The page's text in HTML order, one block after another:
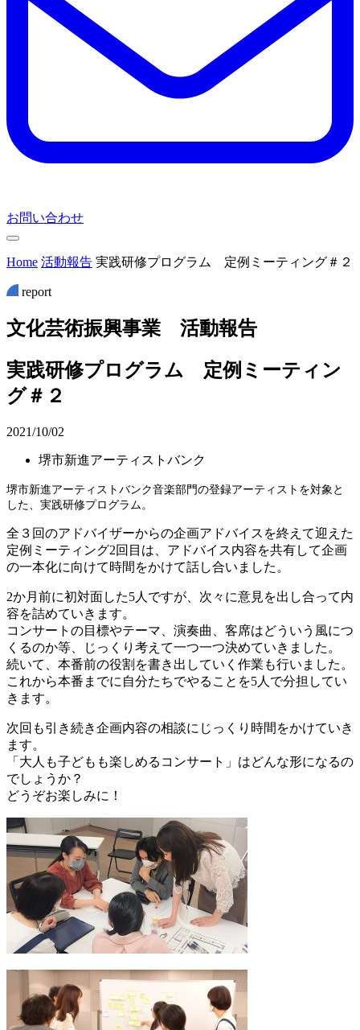
お問い合わせ
Home 活動報告 実践研修プログラム 定例ミーティング＃２
report
文化芸術振興事業 活動報告
実践研修プログラム 定例ミーティン
グ＃２
2021/10/02
堺市新進アーティストバンク
堺市新進アーティストバンク音楽部門の登録アーティストを対象と
した、実践研修プログラム。
全３回のアドバイザーからの企画アドバイスを終えて迎えた
定例ミーティング2回目は、アドバイス内容を共有して企画
の一本化に向けて時間をかけて話し合いました。
2か月前に初対面した5人ですが、次々に意見を出し合って内
容を詰めていきます。
コンサートの目標やテーマ、演奏曲、客席はどういう風につ
くるのか等、じっくり考えて一つ一つ決めていきました。
続いて、本番前の役割を書き出していく作業も行いました。
これから本番までに自分たちでやることを5人で分担してい
きます。
次回も引き続き企画内容の相談にじっくり時間をかけていき
ます。
「大人も子どもも楽しめるコンサート」はどんな形になるの
でしょうか？
どうぞお楽しみに！